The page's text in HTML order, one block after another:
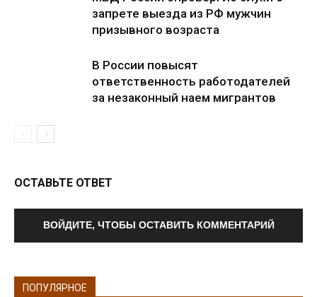
запрете выезда из РФ мужчин
призывного возраста
В России повысят
ответственность работодателей
за незаконный наем мигрантов
ОСТАВЬТЕ ОТВЕТ
ВОЙДИТЕ, ЧТОБЫ ОСТАВИТЬ КОММЕНТАРИЙ
ПОПУЛЯРНОЕ